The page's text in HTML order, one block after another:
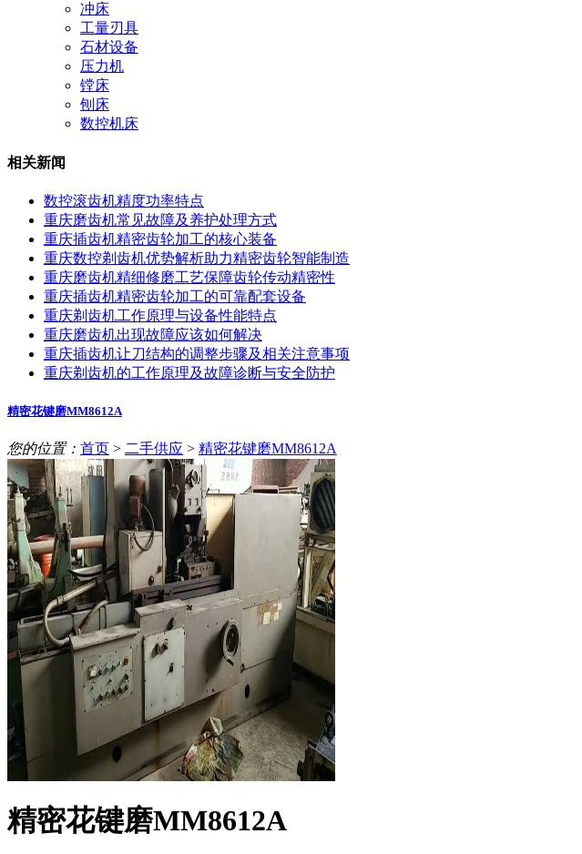
冲床
工量刃具
石材设备
压力机
镗床
刨床
数控机床
相关新闻
数控滚齿机精度功率特点
重庆磨齿机常见故障及养护处理方式
重庆插齿机精密齿轮加工的核心装备
重庆数控剃齿机优势解析助力精密齿轮智能制造
重庆磨齿机精细修磨工艺保障齿轮传动精密性
重庆插齿机精密齿轮加工的可靠配套设备
重庆剃齿机工作原理与设备性能特点
重庆磨齿机出现故障应该如何解决
重庆插齿机让刀结构的调整步骤及相关注意事项
重庆剃齿机的工作原理及故障诊断与安全防护
精密花键磨MM8612A
您的位置： 首页 > 二手供应 > 精密花键磨MM8612A
精密花键磨MM8612A